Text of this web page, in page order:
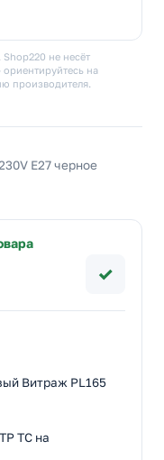
не несёт
ориентируйтесь на
производителя.
E27 черное
✓
Витраж PL165
ТС на